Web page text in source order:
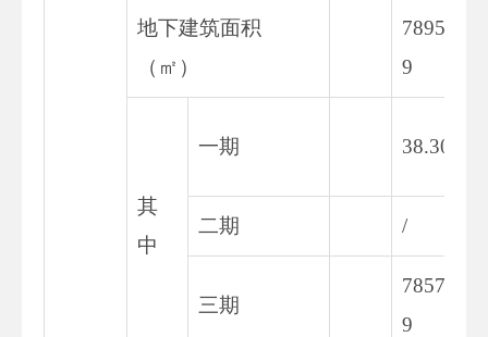
地下建筑面积
（㎡）
7895.4
9
其
中
一期 38.30
二期 /
三期
7857.1
9